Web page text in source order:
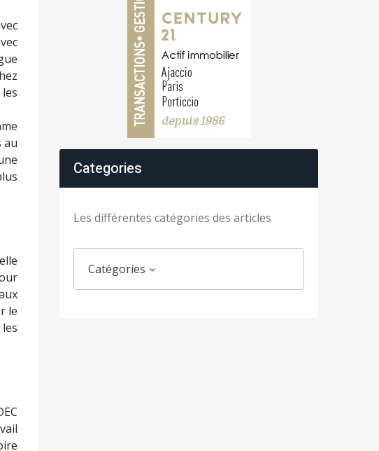
au
le
Categories
Les différentes catégories des articles
Catégories